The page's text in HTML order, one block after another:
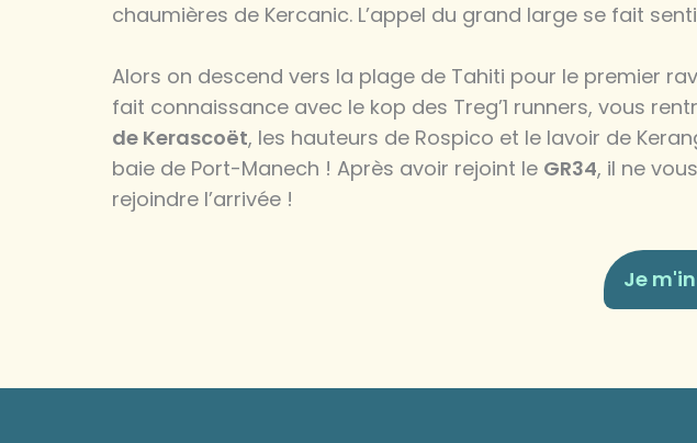
chaumières de Kercanic. L’appel du grand large se fait
Alors on descend vers la plage de Tahiti pour le premier
fait connaissance avec le kop des Treg’1 runners, vous
de Kerascoët, les hauteurs de Rospico et le lavoir de
baie de Port-Manech ! Après avoir rejoint le GR34, il ne
rejoindre l’arrivée !
Je